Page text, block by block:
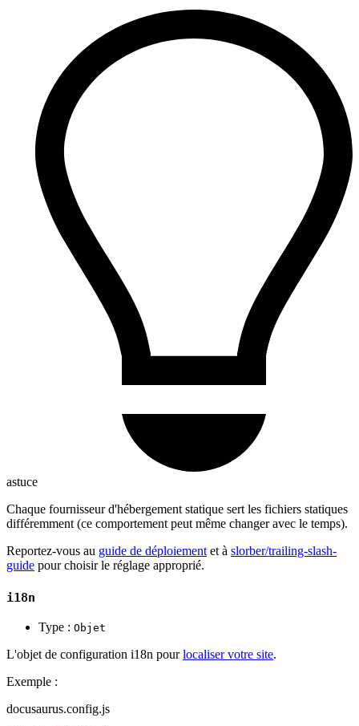
astuce
Chaque fournisseur d'hébergement statique sert les fichiers statiques
différemment (ce comportement peut même changer avec le temps).
Reportez-vous au guide de déploiement et à slorber/trailing-slash-
guide pour choisir le réglage approprié.
i18n
Type : Objet
L'objet de configuration i18n pourlocaliser votre site.
Exemple :
docusaurus.config.js